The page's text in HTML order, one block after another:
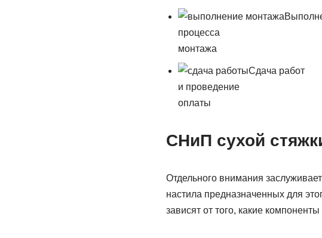
процесса
монтажа
Сдача работ
и проведение
оплаты
СНиП сухой
Отдельного внимания
настила предназначенных для
зависят от того, какие